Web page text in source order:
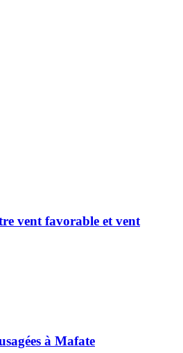
vent favorable et vent
à Mafate